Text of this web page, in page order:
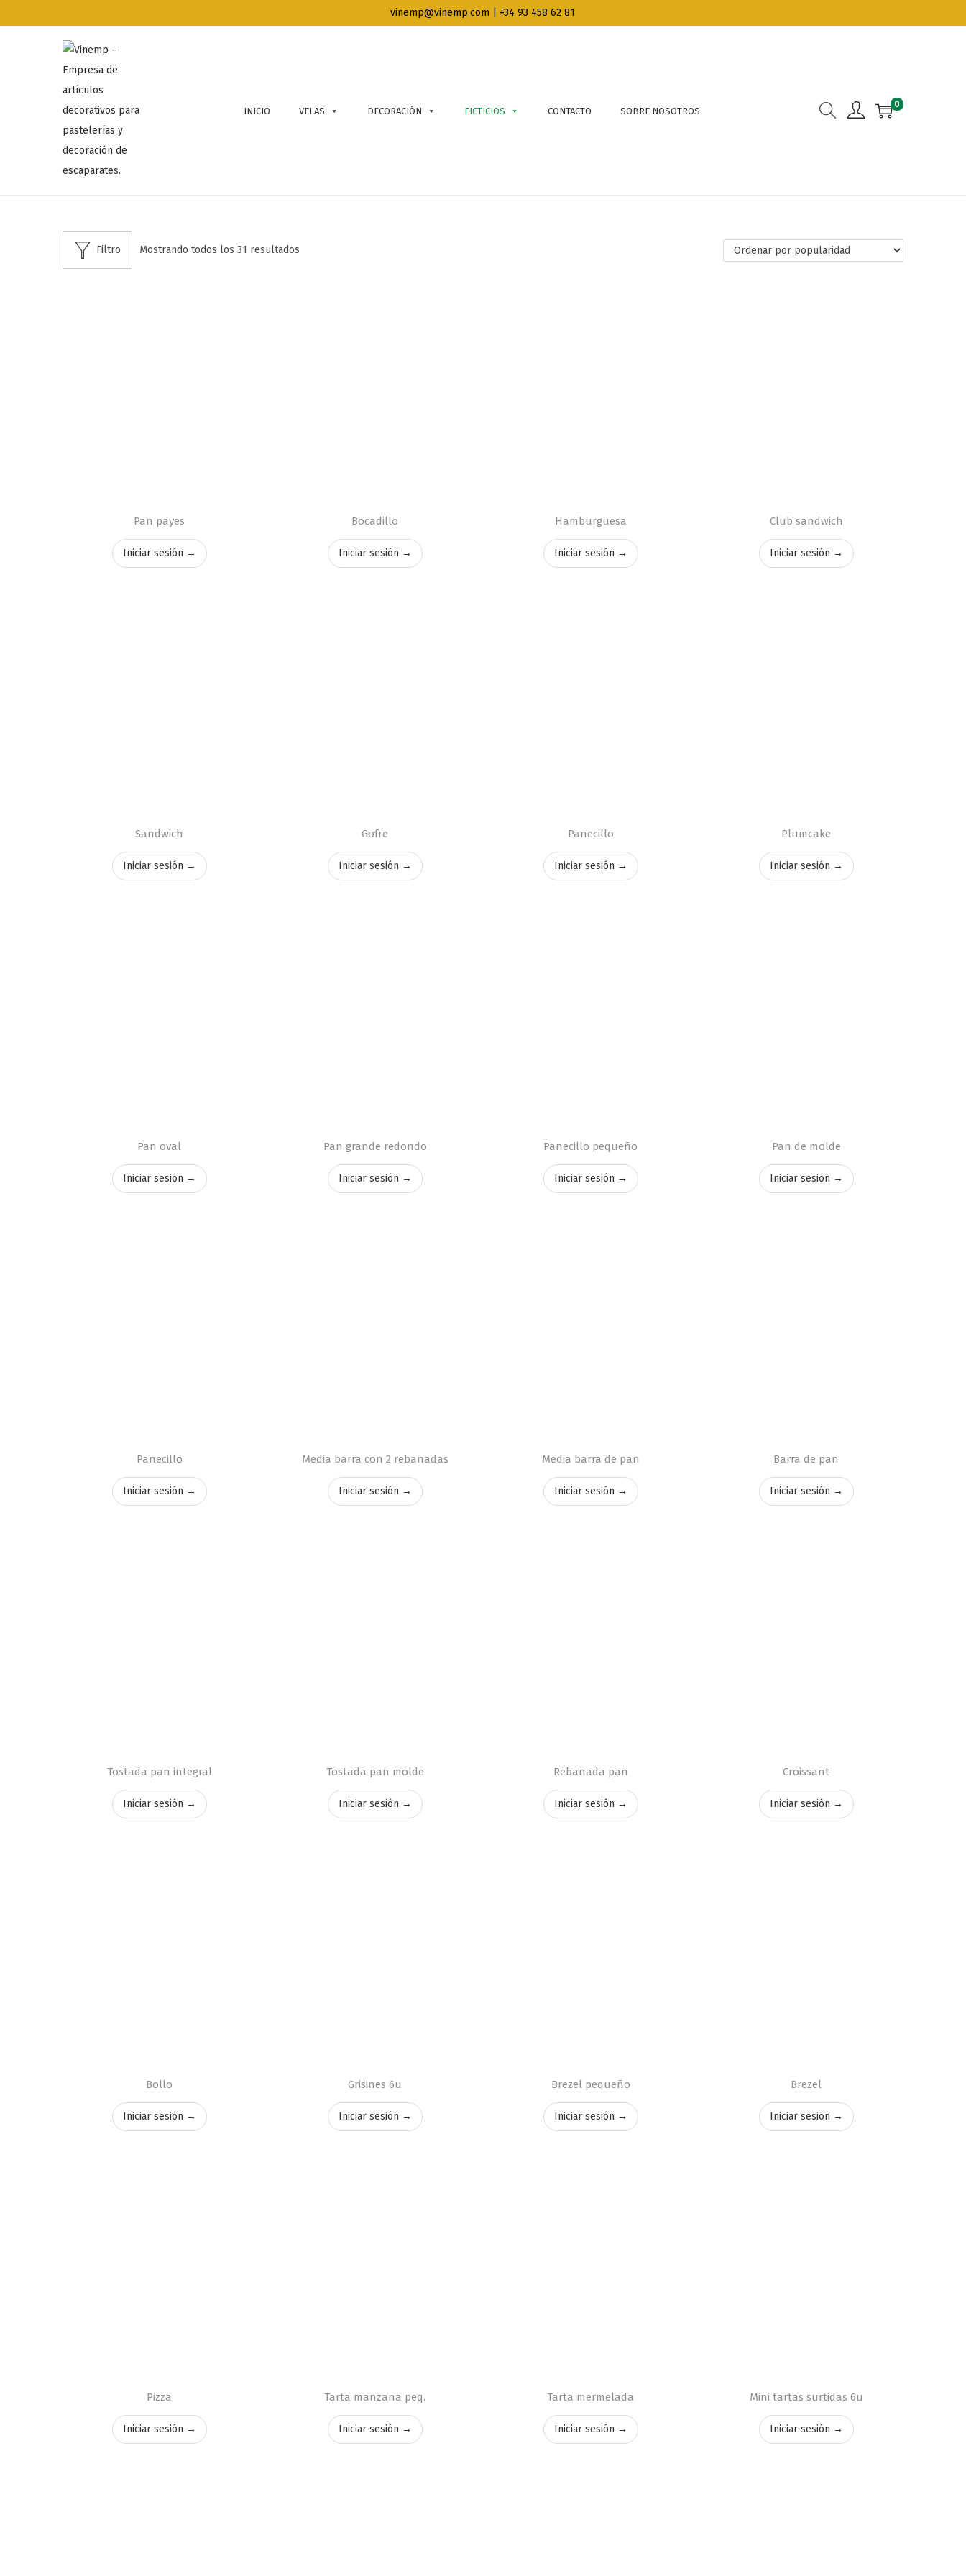
vinemp@vinemp.com | +34 93 458 62 81
INICIO VELAS DECORACIÓN FICTICIOS CONTACTO SOBRE NOSOTROS
0
Filtro Mostrando todos los 31 resultados
Pan payes
Iniciar sesión →
Bocadillo
Iniciar sesión →
Hamburguesa
Iniciar sesión →
Club sandwich
Iniciar sesión →
Sandwich
Iniciar sesión →
Gofre
Iniciar sesión →
Panecillo
Iniciar sesión →
Plumcake
Iniciar sesión →
Pan oval
Iniciar sesión →
Pan grande redondo
Iniciar sesión →
Panecillo pequeño
Iniciar sesión →
Pan de molde
Iniciar sesión →
Panecillo
Iniciar sesión →
Media barra con 2 rebanadas
Iniciar sesión →
Media barra de pan
Iniciar sesión →
Barra de pan
Iniciar sesión →
Tostada pan integral
Iniciar sesión →
Tostada pan molde
Iniciar sesión →
Rebanada pan
Iniciar sesión →
Croissant
Iniciar sesión →
Bollo
Iniciar sesión →
Grisines 6u
Iniciar sesión →
Brezel pequeño
Iniciar sesión →
Brezel
Iniciar sesión →
Pizza
Iniciar sesión →
Tarta manzana peq.
Iniciar sesión →
Tarta mermelada
Iniciar sesión →
Mini tartas surtidas 6u
Iniciar sesión →